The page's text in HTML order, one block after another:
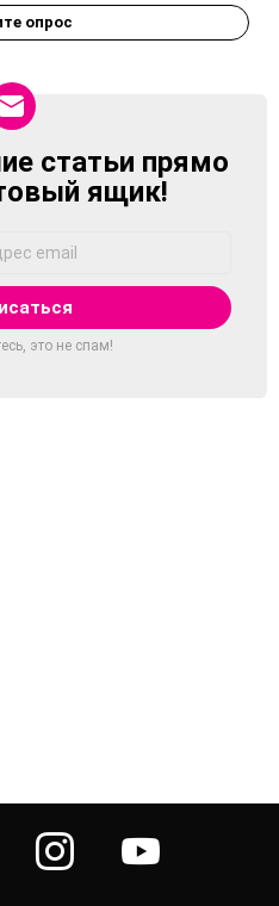
опрос
статьи прямо
ящик!
это не спам!
instagram youtube